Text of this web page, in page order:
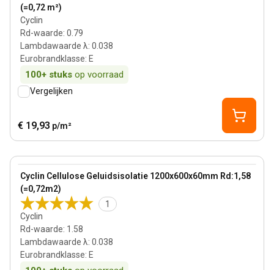
(=0,72 m²)
Cyclin
Rd-waarde: 0.79
Lambdawaarde λ: 0.038
Eurobrandklasse: E
100+ stuks op voorraad
Vergelijken
€ 19,93 p/m²
Cyclin Cellulose Geluidsisolatie 1200x600x60mm Rd:1,58
(=0,72m2)
1
Cyclin
Rd-waarde: 1.58
Lambdawaarde λ: 0.038
Eurobrandklasse: E
View product